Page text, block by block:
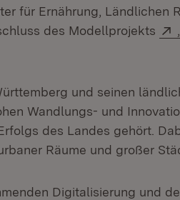
für Ernährung, Ländlichen
des Modellprojekts
und seinen
Wandlungs- und
des Landes gehört.
Räume und großer
Digitalisierung und